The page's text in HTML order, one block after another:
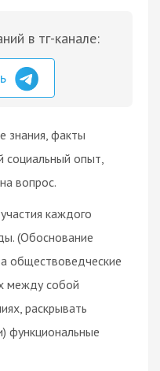
в тг-канале:
знания, факты
опыт,
вопрос.
каждого
(Обоснование
обществоведческие
между собой
раскрывать
функциональные